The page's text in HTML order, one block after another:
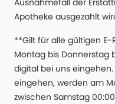
Ausnahmefall der
Apotheke ausgezahlt
**Gilt für alle gültigen
Montag bis Donnerstag
digital bei uns eingehen.
eingehen, werden am
zwischen Samstag